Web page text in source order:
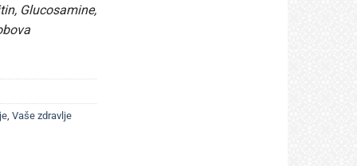
Glucosamine,
, Vaše zdravlje